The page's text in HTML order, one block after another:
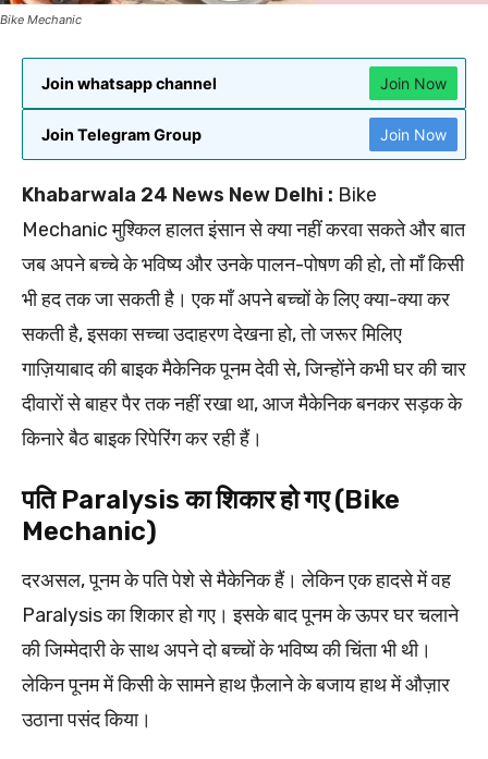
Bike Mechanic
Join whatsapp channel Join Now
Join Telegram Group Join Now
Khabarwala 24 News New Delhi : Bike
Mechanic मुश्किल हालत इंसान से क्या नहीं करवा सकते और बात
जब अपने बच्चे के भविष्य और उनके पालन-पोषण की हो, तो माँ किसी
भी हद तक जा सकती है। एक माँ अपने बच्चों के लिए क्या-क्या कर
सकती है, इसका सच्चा उदाहरण देखना हो, तो जरूर मिलिए
गाज़ियाबाद की बाइक मैकेनिक पूनम देवी से, जिन्होंने कभी घर की चार
दीवारों से बाहर पैर तक नहीं रखा था, आज मैकेनिक बनकर सड़क के
किनारे बैठ बाइक रिपेरिंग कर रही हैं।
पति Paralysis का शिकार हो गए (Bike
Mechanic)
दरअसल, पूनम के पति पेशे से मैकेनिक हैं। लेकिन एक हादसे में वह
Paralysis का शिकार हो गए। इसके बाद पूनम के ऊपर घर चलाने
की जिम्मेदारी के साथ अपने दो बच्चों के भविष्य की चिंता भी थी।
लेकिन पूनम में किसी के सामने हाथ फ़ैलाने के बजाय हाथ में औज़ार
उठाना पसंद किया।